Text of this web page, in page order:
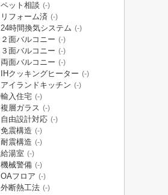
ペット相談 (-)
リフォーム済 (-)
24時間換気システム (-)
２面バルコニー (-)
３面バルコニー (-)
両面バルコニー (-)
IHクッキングヒーター (-)
アイランドキッチン (-)
輸入住宅 (-)
複層ガラス (-)
自由設計対応 (-)
免震構造 (-)
耐震構造 (-)
給湯室 (-)
機械警備 (-)
OAフロア (-)
外断熱工法 (-)